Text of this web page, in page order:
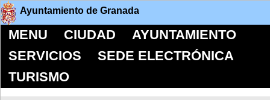
Ayuntamiento de Granada
MENU CIUDAD
AYUNTAMIENTO
SERVICIOS
SEDE ELECTRÓNICA
TURISMO